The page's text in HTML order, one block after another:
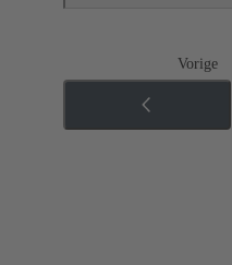
Vorige